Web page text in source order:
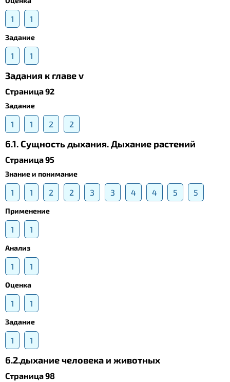
1 1
Задание
1 1
Задания к главе v
Страница 92
Задание
1 1 2 2
6.1. Сущность дыхания. Дыхание растений
Страница 95
Знание и понимание
1 1 2 2 3 3 4 4 5 5
Применение
1 1
Анализ
1 1
Оценка
1 1
Задание
1 1
6.2.дыхание человека и животных
Страница 98